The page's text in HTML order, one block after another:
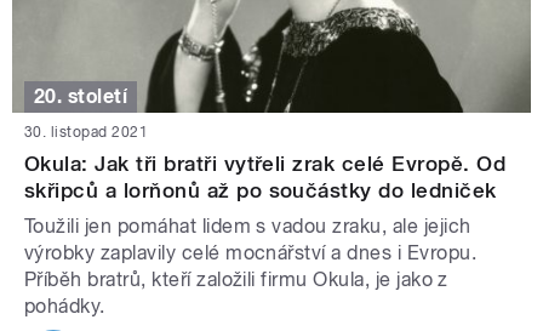
20. století
30. listopad 2021
Okula: Jak tři bratři vytřeli zrak celé Evropě. Od
skřipců a lorňonů až po součástky do ledniček
Toužili jen pomáhat lidem s vadou zraku, ale jejich
výrobky zaplavily celé mocnářství a dnes i Evropu.
Příběh bratrů, kteří založili firmu Okula, je jako z
pohádky.